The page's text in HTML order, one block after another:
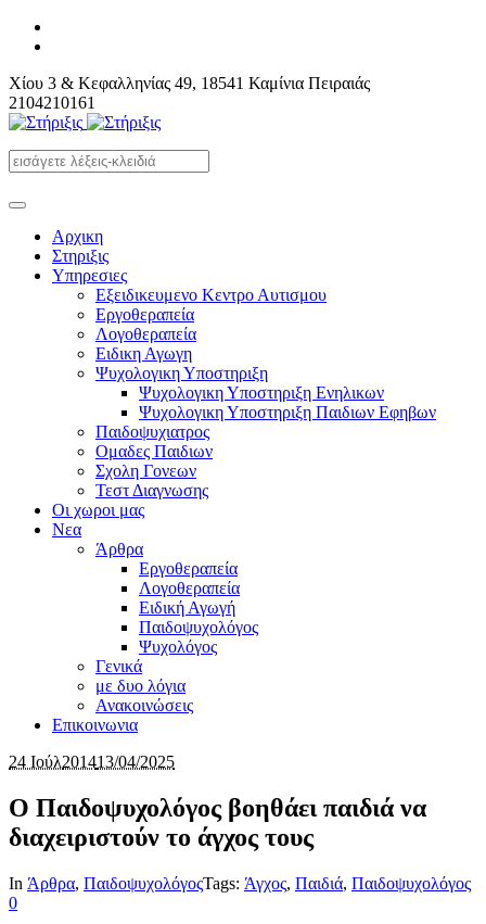
Χίου 3 & Κεφαλληνίας 49, 18541 Καμίνια Πειραιάς
2104210161
Αρχικη
Στηριξις
Υπηρεσιες
Εξειδικευμενο Κεντρο Αυτισμου
Εργοθεραπεία
Λογοθεραπεία
Ειδικη Αγωγη
Ψυχολογικη Υποστηριξη
Ψυχολογικη Υποστηριξη Ενηλικων
Ψυχολογικη Υποστηριξη Παιδιων Εφηβων
Παιδοψυχιατρος
Ομαδες Παιδιων
Σχολη Γονεων
Τεστ Διαγνωσης
Οι χωροι μας
Νεα
Άρθρα
Εργοθεραπεία
Λογοθεραπεία
Ειδική Αγωγή
Παιδοψυχολόγος
Ψυχολόγος
Γενικά
με δυο λόγια
Ανακοινώσεις
Επικοινωνια
24 Ιούλ201413/04/2025
Ο Παιδοψυχολόγος βοηθάει παιδιά να
διαχειριστούν το άγχος τους
In Άρθρα, ΠαιδοψυχολόγοςTags: Άγχος, Παιδιά, Παιδοψυχολόγος
0